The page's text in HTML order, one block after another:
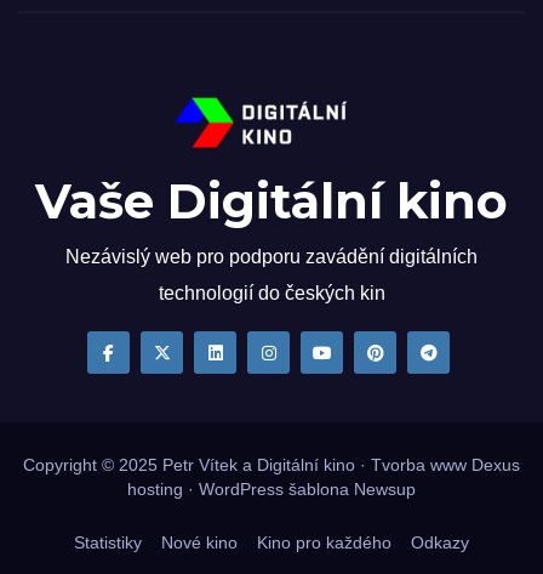
Vaše Digitální kino
Nezávislý web pro podporu zavádění digitálních
technologií do českých kin
Copyright © 2025 Petr Vítek a Digitální kino · Tvorba www Dexus
hosting · WordPress šablona Newsup
Statistiky Nové kino Kino pro každého Odkazy